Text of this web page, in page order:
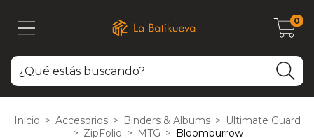
0
Inicio > Accesorios > Binders & Albums > Ultimate Guard
> ZipFolio > MTG > Bloomburrow